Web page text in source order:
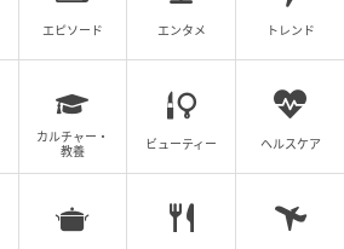
エピソード エンタメ トレンド
カルチャー・
教養
ビューティー ヘルスケア